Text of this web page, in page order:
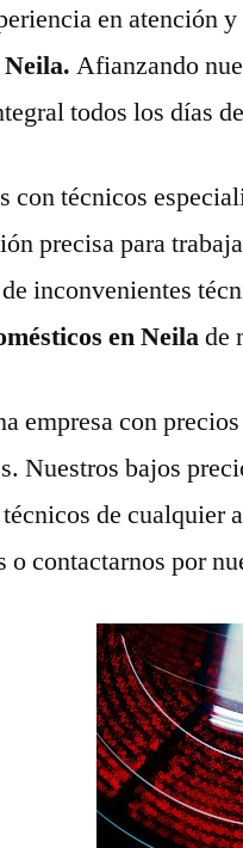
en atención y
Neila.Afianzando
todos los días
con técnicos
precisa para
inconvenientes
en Neilade
empresa con
Nuestros bajos
de cualquier
o contactarnos por